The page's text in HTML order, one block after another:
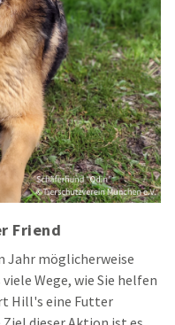
Friend
Jahr möglicherweise
Wege, wie Sie helfen
Hill's eine Futter